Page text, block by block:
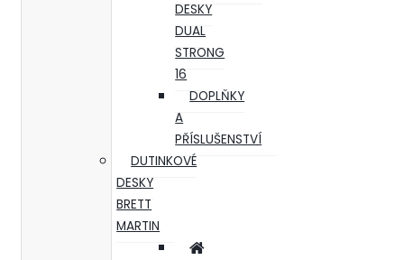
DESKY
DUAL
STRONG
16
DOPLŇKY
A
PŘÍSLUŠENSTVÍ
DUTINKOVÉ
DESKY
BRETT
MARTIN